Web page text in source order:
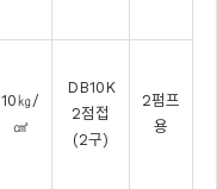
10㎏/
㎠
DB10K
2점접
(2구)
2펌프
용